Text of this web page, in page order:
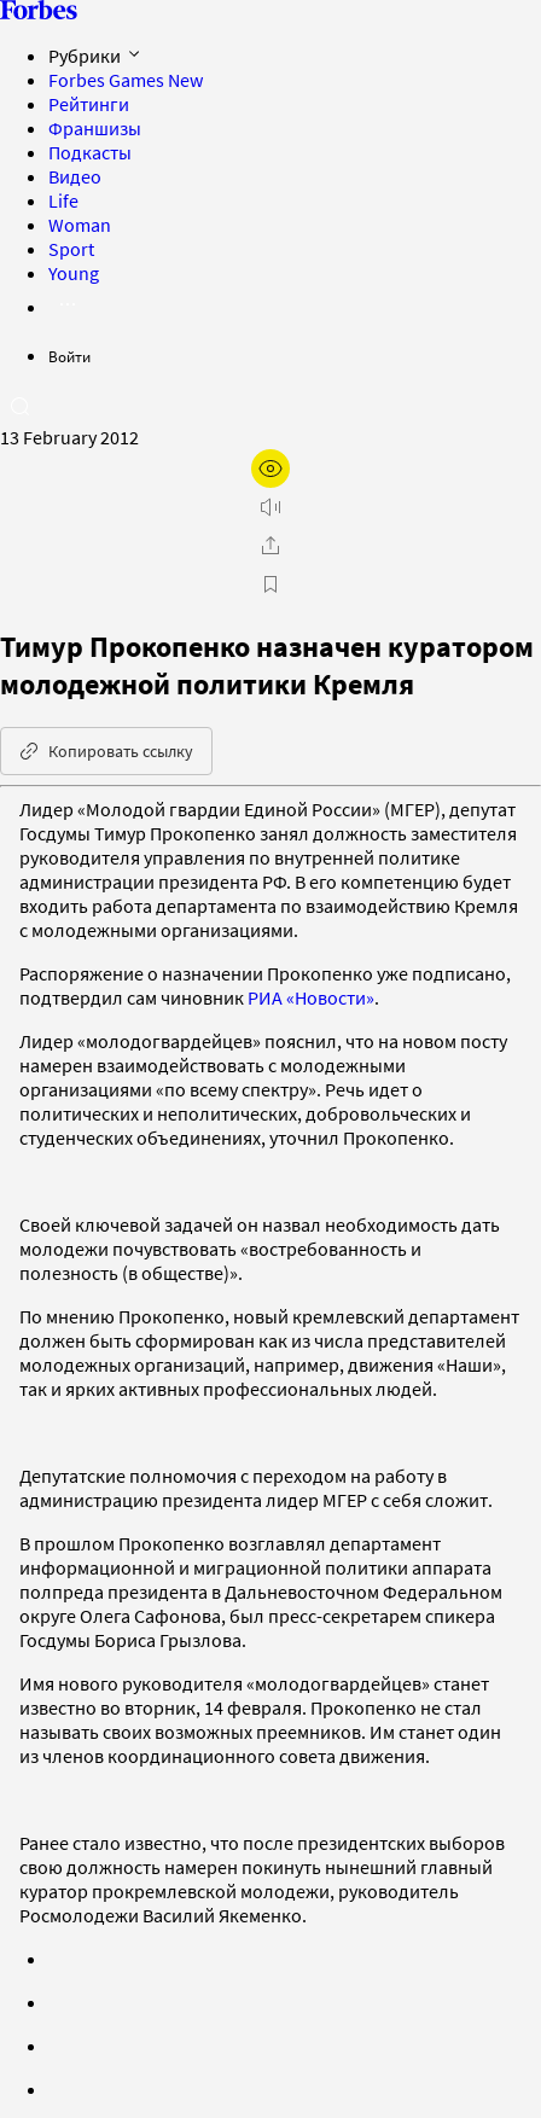
Рубрики
Forbes Games New
Рейтинги
Франшизы
Подкасты
Видео
Life
Woman
Sport
Young
Войти
13 February 2012
Тимур Прокопенко назначен куратором
молодежной политики Кремля
Копировать ссылку
Лидер «Молодой гвардии Единой России» (МГЕР), депутат
Госдумы Тимур Прокопенко занял должность заместителя
руководителя управления по внутренней политике
администрации президента РФ. В его компетенцию будет
входить работа департамента по взаимодействию Кремля
с молодежными организациями.
Распоряжение о назначении Прокопенко уже подписано,
подтвердил сам чиновник РИА «Новости».
Лидер «молодогвардейцев» пояснил, что на новом посту
намерен взаимодействовать с молодежными
организациями «по всему спектру». Речь идет о
политических и неполитических, добровольческих и
студенческих объединениях, уточнил Прокопенко.
Своей ключевой задачей он назвал необходимость дать
молодежи почувствовать «востребованность и
полезность (в обществе)».
По мнению Прокопенко, новый кремлевский департамент
должен быть сформирован как из числа представителей
молодежных организаций, например, движения «Наши»,
так и ярких активных профессиональных людей.
Депутатские полномочия с переходом на работу в
администрацию президента лидер МГЕР с себя сложит.
В прошлом Прокопенко возглавлял департамент
информационной и миграционной политики аппарата
полпреда президента в Дальневосточном Федеральном
округе Олега Сафонова, был пресс-секретарем спикера
Госдумы Бориса Грызлова.
Имя нового руководителя «молодогвардейцев» станет
известно во вторник, 14 февраля. Прокопенко не стал
называть своих возможных преемников. Им станет один
из членов координационного совета движения.
Ранее стало известно, что после президентских выборов
свою должность намерен покинуть нынешний главный
куратор прокремлевской молодежи, руководитель
Росмолодежи Василий Якеменко.